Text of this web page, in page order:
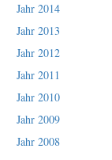
Jahr 2014
Jahr 2013
Jahr 2012
Jahr 2011
Jahr 2010
Jahr 2009
Jahr 2008